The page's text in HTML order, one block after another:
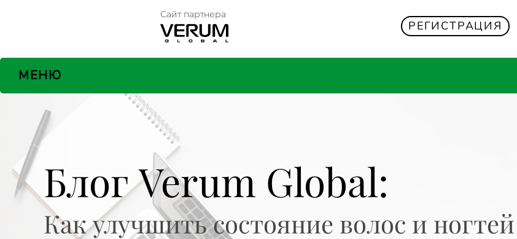
Сайт партнера
РЕГИСТРАЦИЯ
МЕНЮ
Блог Verum Global:
Как улучшить состояние волос и